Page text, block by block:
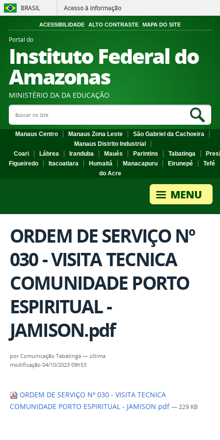
BRASIL Acesso à informação
ACESSIBILIDADE ALTO CONTRASTE MAPA DO SITE
Portal do
Instituto Federal do
Amazonas
MINISTÉRIO DA DA EDUCAÇÃO
Search Site
Manaus Centro Manaus Zona Leste
São Gabriel da Cachoeira
Manaus Distrito Industrial
Coari
Lábrea Iranduba Maués Parintins Tabatinga
Figueiredo
Itacoatiara Humaitá Manacapuru Eirunepé
Tefé
do Acre
ORDEM DE SERVIÇO Nº
030 - VISITA TECNICA
COMUNIDADE PORTO
ESPIRITUAL -
JAMISON.pdf
porComunicação Tabatinga — última
modificação 04/10/2023 09h53
ORDEM DE SERVIÇO Nº 030 - VISITA TECNICA
COMUNIDADE PORTO ESPIRITUAL - JAMISON.pdf — 229 KB